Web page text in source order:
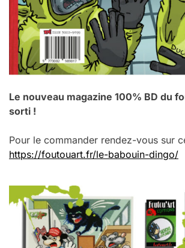
Le nouveau magazine 100% BD du
sorti !
Pour le commander rendez-vous sur
https://foutouart.fr/le-babouin-dingo/